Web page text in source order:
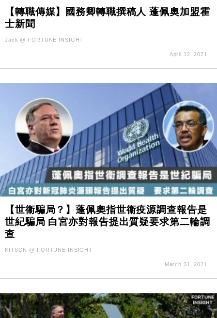
【轉職傳媒】國務卿轉職撰稿人 蓬佩奧加盟霍
士新聞
Jack @ FORTUNE INSIGHT
April 12, 2021
【世衞騙局？】蓬佩奧指世衞疫源調查報告是
世紀騙局 白宮亦對報告提出質疑要求第二輪調
查
KITSON @ FORTUNE INSIGHT
March 31, 2021